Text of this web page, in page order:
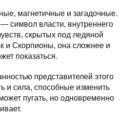
магнетичные и загадочные.
символ власти, внутреннего
скрытых под ледяной
и Скорпионы, она сложнее и
показаться.
представителей этого
и сила, способные изменить
пугать, но одновременно